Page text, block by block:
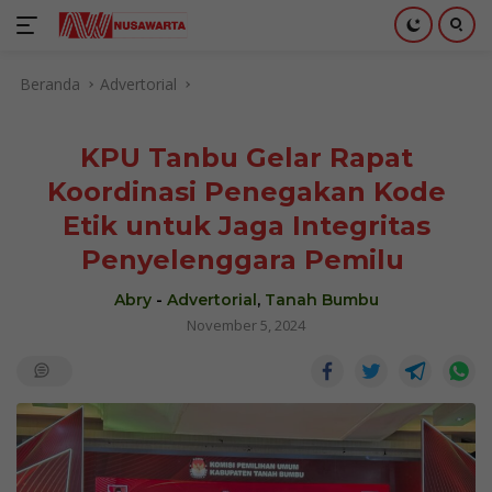
Beranda Advertorial
KPU Tanbu Gelar Rapat
Koordinasi Penegakan Kode
Etik untuk Jaga Integritas
Penyelenggara Pemilu
Abry- Advertorial, Tanah Bumbu
November 5, 2024